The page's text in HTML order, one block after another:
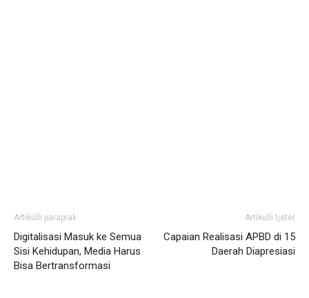
Artikulli paraprak
Digitalisasi Masuk ke Semua
Sisi Kehidupan, Media Harus
Bisa Bertransformasi
Artikulli tjetër
Capaian Realisasi APBD di 15
Daerah Diapresiasi